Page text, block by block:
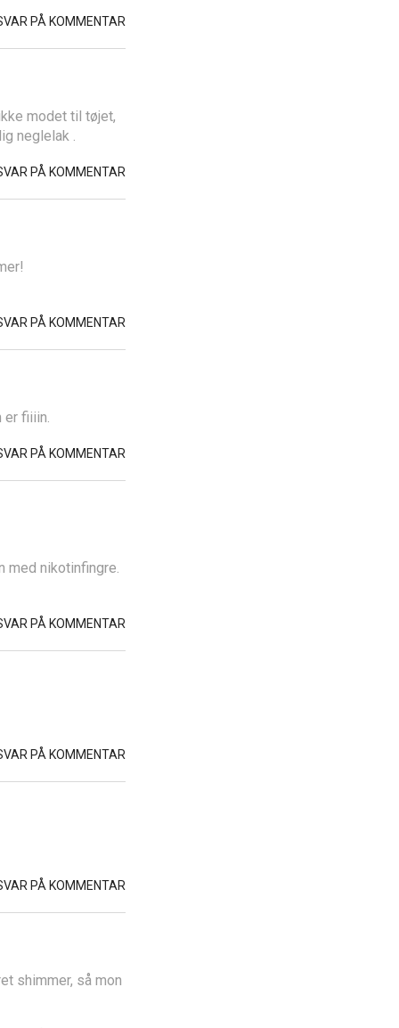
PÅ KOMMENTAR
modet til tøjet,
neglelak .
PÅ KOMMENTAR
PÅ KOMMENTAR
er fiiiin.
PÅ KOMMENTAR
med nikotinfingre.
PÅ KOMMENTAR
PÅ KOMMENTAR
PÅ KOMMENTAR
shimmer, så mon